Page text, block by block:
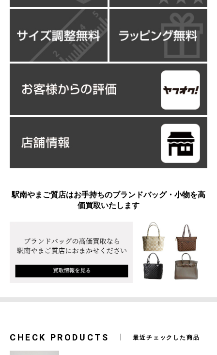
駅南やまご質店はお手持ちのブランドバッグ・小物を高
価買取いたします
CHECK PRODUCTS 最近チェックした商品